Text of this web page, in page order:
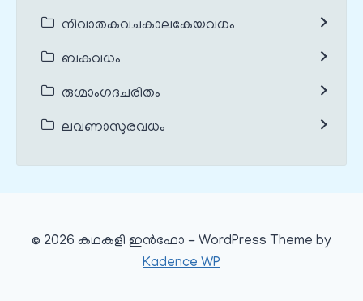
നിവാതകവചകാലകേയവധം
ബകവധം
രുഗ്മാംഗദചരിതം
ലവണാസുരവധം
© 2026 കഥകളി ഇൻഫോ - WordPress Theme by
Kadence WP